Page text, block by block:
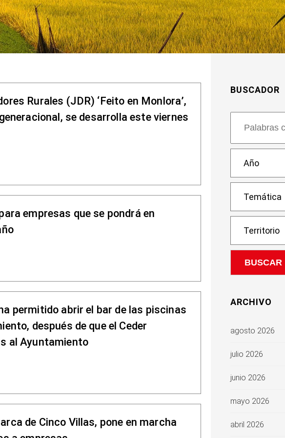
Rurales (JDR) ‘Feito en Monlora’,
se desarrolla este viernes
empresas que se pondrá en
permitido abrir el bar de las piscinas
después de que el Ceder
al Ayuntamiento
de Cinco Villas, pone en marcha
BUSCADOR
ARCHIVO
agosto 2026
julio 2026
junio 2026
mayo 2026
abril 2026